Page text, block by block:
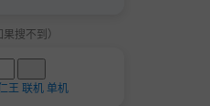
搜不到）
王 联机单机